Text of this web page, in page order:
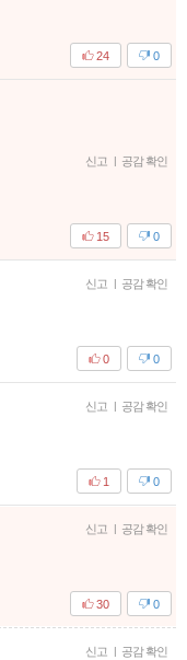
0
24
신고 | 공감 확인
0
15
신고 | 공감 확인
0
0
신고 | 공감 확인
0
1
신고 | 공감 확인
0
30
신고 | 공감 확인